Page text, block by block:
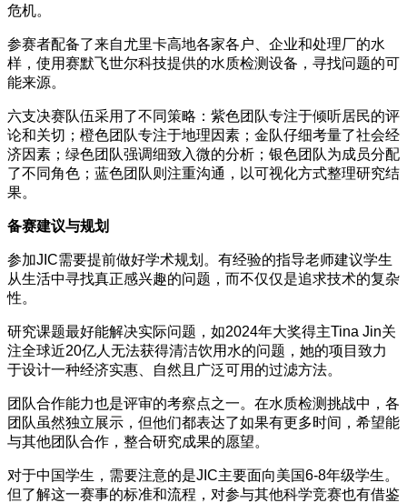
危机。
参赛者配备了来自尤里卡高地各家各户、企业和处理厂的水
样，使用赛默飞世尔科技提供的水质检测设备，寻找问题的可
能来源。
六支决赛队伍采用了不同策略：紫色团队专注于倾听居民的评
论和关切；橙色团队专注于地理因素；金队仔细考量了社会经
济因素；绿色团队强调细致入微的分析；银色团队为成员分配
了不同角色；蓝色团队则注重沟通，以可视化方式整理研究结
果。
备赛建议与规划
参加JIC需要提前做好学术规划。有经验的指导老师建议学生
从生活中寻找真正感兴趣的问题，而不仅仅是追求技术的复杂
性。
研究课题最好能解决实际问题，如2024年大奖得主Tina Jin关
注全球近20亿人无法获得清洁饮用水的问题，她的项目致力
于设计一种经济实惠、自然且广泛可用的过滤方法。
团队合作能力也是评审的考察点之一。在水质检测挑战中，各
团队虽然独立展示，但他们都表达了如果有更多时间，希望能
与其他团队合作，整合研究成果的愿望。
对于中国学生，需要注意的是JIC主要面向美国6-8年级学生。
但了解这一赛事的标准和流程，对参与其他科学竞赛也有借鉴